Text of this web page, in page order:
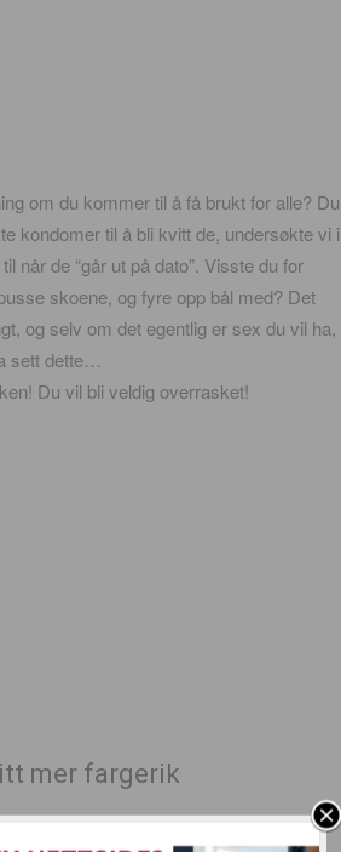
om du kommer til å få brukt for alle? Du
kondomer til å bli kvitt de, undersøkte vi i
når de “går ut på dato”. Visste du for
skoene, og fyre opp bål med? Det
og selv om det egentlig er sex du vil ha,
sett dette…
Du vil bli veldig overrasket!
mer fargerik